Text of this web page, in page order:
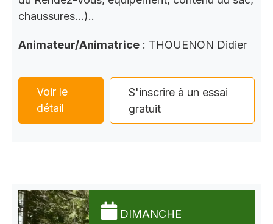
chaussures…)..
Animateur/Animatrice : THOUENON Didier
Voir le
détail
S'inscrire à un essai
gratuit
DIMANCHE